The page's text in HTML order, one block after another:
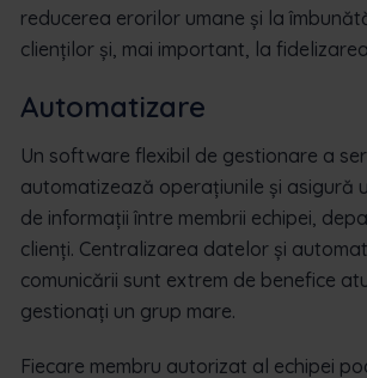
reducerea erorilor umane și la
clienților și, mai important, la
Automatizare
Un software flexibil de gestionare a
automatizează operațiunile și asigură
de informații între membrii echipei,
clienți. Centralizarea datelor și
comunicării sunt extrem de benefice
gestionați un grup mare.
Fiecare membru autorizat al echipei